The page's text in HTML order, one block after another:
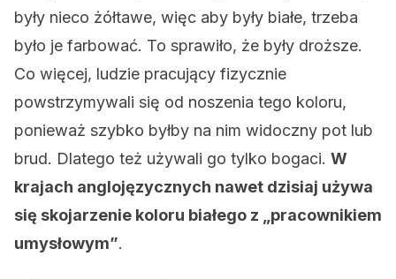
były nieco żółtawe, więc aby były białe, trzeba
było je farbować. To sprawiło, że były droższe.
Co więcej, ludzie pracujący fizycznie
powstrzymywali się od noszenia tego koloru,
ponieważ szybko byłby na nim widoczny pot lub
brud. Dlatego też używali go tylko bogaci. W
krajach anglojęzycznych nawet dzisiaj używa
się skojarzenie koloru białego z „pracownikiem
umysłowym”.